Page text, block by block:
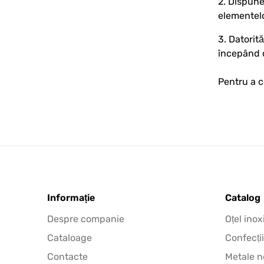
3.
începând
Pentru a
Informație
Despre companie
Cataloage
Contacte
Catalog
Oțel
Confecții
Metale